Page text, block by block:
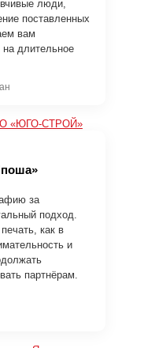
люди,
поставленных
вам
длительное
за
подход.
как в
и
партнёрам.